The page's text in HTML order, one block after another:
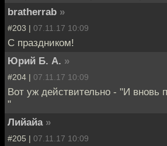
bratherrab »
#203 | 07.11.17 10:09
С праздником!
Юрий Б. А. »
#204 | 07.11.17 10:09
Вот уж действительно - "И вновь
"
Лийайа »
#205 | 07.11.17 10:09